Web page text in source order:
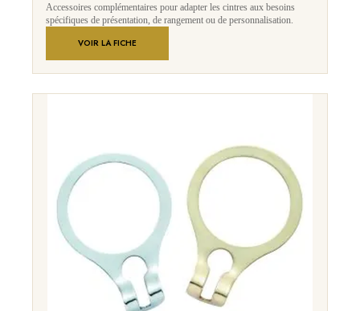
Accessoires complémentaires pour adapter les cintres aux besoins
spécifiques de présentation, de rangement ou de personnalisation.
VOIR LA FICHE